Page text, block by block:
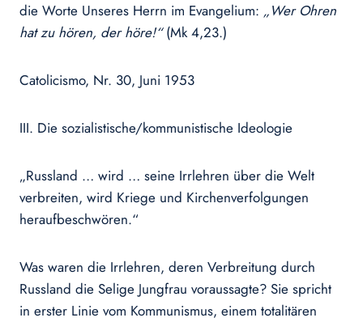
die Worte Unseres Herrn im Evangelium: „Wer Ohren
hat zu hören, der höre!“(Mk 4,23.)
Catolicismo, Nr. 30, Juni 1953
III. Die sozialistische/kommunistische Ideologie
„Russland … wird … seine Irrlehren über die Welt
verbreiten, wird Kriege und Kirchenverfolgungen
heraufbeschwören.“
Was waren die Irrlehren, deren Verbreitung durch
Russland die Selige Jungfrau voraussagte? Sie spricht
in erster Linie vom Kommunismus, einem totalitären